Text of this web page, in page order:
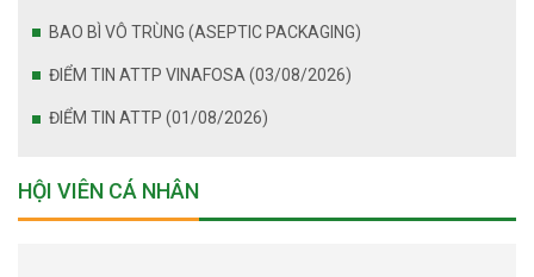
BAO BÌ VÔ TRÙNG (ASEPTIC PACKAGING)
ĐIỂM TIN ATTP VINAFOSA (03/08/2026)
ĐIỂM TIN ATTP (01/08/2026)
HỘI VIÊN CÁ NHÂN